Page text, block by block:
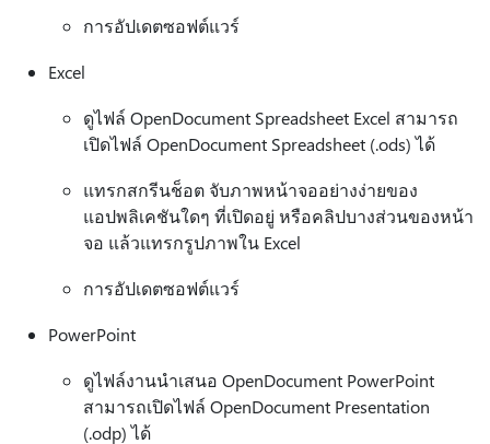
การอัปเดตซอฟต์แวร์
Excel
ดูไฟล์ OpenDocument Spreadsheet Excel สามารถ
เปิดไฟล์ OpenDocument Spreadsheet (.ods) ได้
แทรกสกรีนช็อต จับภาพหน้าจออย่างง่ายของ
แอปพลิเคชันใดๆ ที่เปิดอยู่ หรือคลิปบางส่วนของหน้า
จอ แล้วแทรกรูปภาพใน Excel
การอัปเดตซอฟต์แวร์
PowerPoint
ดูไฟล์งานนําเสนอ OpenDocument PowerPoint
สามารถเปิดไฟล์ OpenDocument Presentation
(.odp) ได้